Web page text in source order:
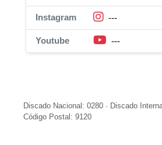
Instagram ---
Youtube ---
Discado Nacional: 0280 · Discado
Código Postal: 9120